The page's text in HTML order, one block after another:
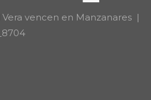
vencen en Manzanares